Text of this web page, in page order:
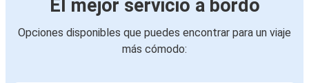
El mejor servicio a bordo
Opciones disponibles que puedes encontrar para un viaje
más cómodo: